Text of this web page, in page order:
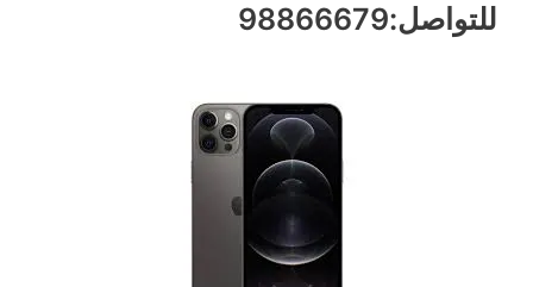
للتواصل:98866679